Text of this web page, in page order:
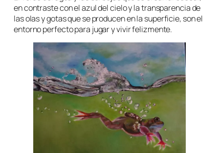
en contraste con el azul del cielo y la transparencia de
las olas y gotas que se producen en la superficie, son el
entorno perfecto para jugar y vivir felizmente.